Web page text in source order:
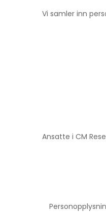
Vi samler inn
Ansatte i CM